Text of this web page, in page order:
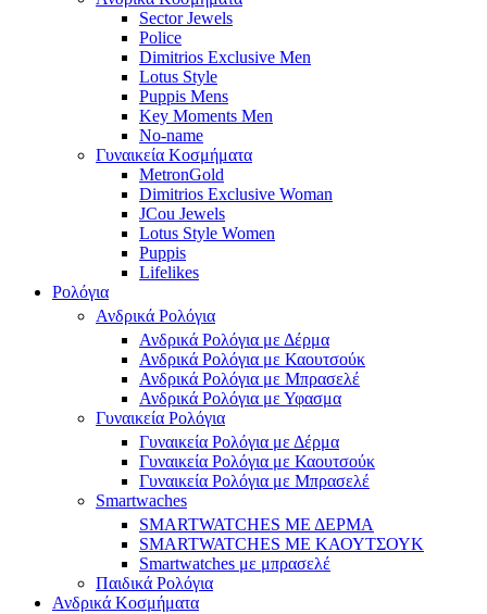
Sector Jewels
Police
Dimitrios Exclusive Men
Lotus Style
Puppis Mens
Key Moments Men
No-name
Γυναικεία Κοσμήματα
MetronGold
Dimitrios Exclusive Woman
JCou Jewels
Lotus Style Women
Puppis
Lifelikes
Ρολόγια
Ανδρικά Ρολόγια
Ανδρικά Ρολόγια με Δέρμα
Ανδρικά Ρολόγια με Καουτσούκ
Ανδρικά Ρολόγια με Μπρασελέ
Ανδρικά Ρολόγια με Υφασμα
Γυναικεία Ρολόγια
Γυναικεία Ρολόγια με Δέρμα
Γυναικεία Ρολόγια με Καουτσούκ
Γυναικεία Ρολόγια με Μπρασελέ
Smartwaches
SMARTWATCHES ΜΕ ΔΕΡΜΑ
SMARTWATCHES ΜΕ ΚΑΟΥΤΣΟΥΚ
Smartwatches με μπρασελέ
Παιδικά Ρολόγια
Ανδρικά Κοσμήματα